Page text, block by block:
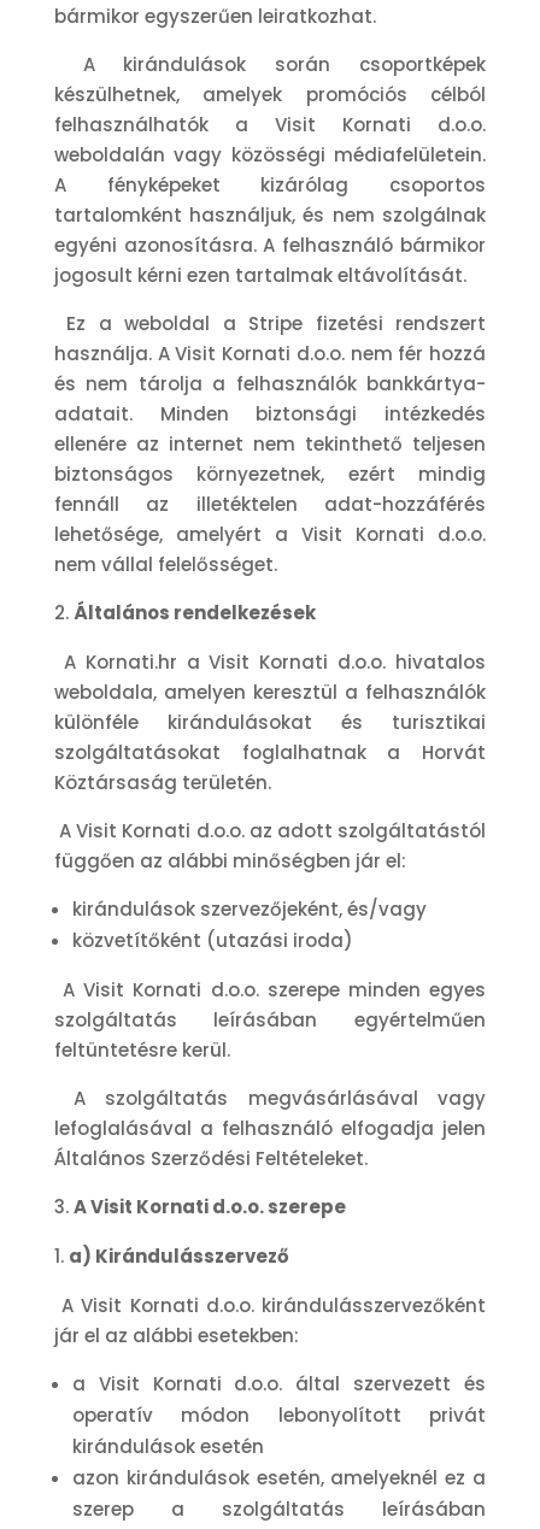
bármikor egyszerűen leiratkozhat.
A kirándulások során csoportképek
készülhetnek, amelyek promóciós célból
felhasználhatók a Visit Kornati d.o.o.
weboldalán vagy közösségi médiafelületein.
A fényképeket kizárólag csoportos
tartalomként használjuk, és nem szolgálnak
egyéni azonosításra. A felhasználó bármikor
jogosult kérni ezen tartalmak eltávolítását.
Ez a weboldal a Stripe fizetési rendszert
használja. A Visit Kornati d.o.o. nem fér hozzá
és nem tárolja a felhasználók bankkártya-
adatait. Minden biztonsági intézkedés
ellenére az internet nem tekinthető teljesen
biztonságos környezetnek, ezért mindig
fennáll az illetéktelen adat-hozzáférés
lehetősége, amelyért a Visit Kornati d.o.o.
nem vállal felelősséget.
Általános rendelkezések
A Kornati.hr a Visit Kornati d.o.o. hivatalos
weboldala, amelyen keresztül a felhasználók
különféle kirándulásokat és turisztikai
szolgáltatásokat foglalhatnak a Horvát
Köztársaság területén.
A Visit Kornati d.o.o. az adott szolgáltatástól
függően az alábbi minőségben jár el:
kirándulások szervezőjeként, és/vagy
közvetítőként (utazási iroda)
A Visit Kornati d.o.o. szerepe minden egyes
szolgáltatás leírásában egyértelműen
feltüntetésre kerül.
A szolgáltatás megvásárlásával vagy
lefoglalásával a felhasználó elfogadja jelen
Általános Szerződési Feltételeket.
A Visit Kornati d.o.o. szerepe
a) Kirándulásszervező
A Visit Kornati d.o.o. kirándulásszervezőként
jár el az alábbi esetekben:
a Visit Kornati d.o.o. által szervezett és
operatív módon lebonyolított privát
kirándulások esetén
azon kirándulások esetén, amelyeknél ez a
szerep a szolgáltatás leírásában